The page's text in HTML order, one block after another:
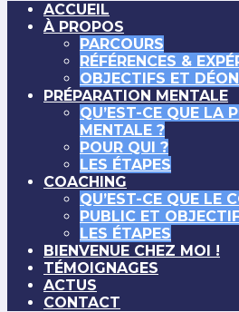
ACCUEIL
À PROPOS
PARCOURS
RÉFÉRENCES &
OBJECTIFS ET
PRÉPARATION MENTALE
QU’EST-CE QUE LA
MENTALE ?
POUR QUI ?
LES ÉTAPES
COACHING
QU’EST-CE QUE LE
PUBLIC ET
LES ÉTAPES
BIENVENUE CHEZ MOI !
TÉMOIGNAGES
ACTUS
CONTACT